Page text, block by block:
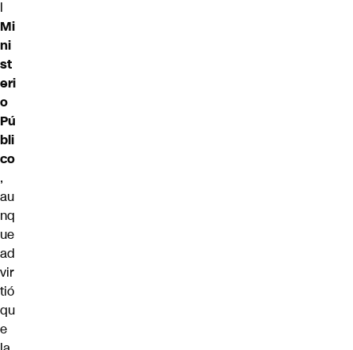
l
Mi
ni
st
eri
o
Pú
bli
co
,
au
nq
ue
ad
vir
tió
qu
e